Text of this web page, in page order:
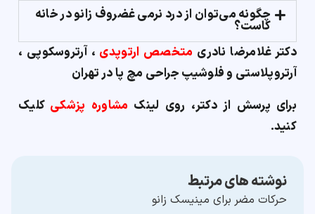
چگونه می‌توان از درد نرمی غضروف زانو در خانه
کاست؟
دکتر غلامرضا نادری متخصص ارتوپدی ، آرتروسکوپی ،
آرتروپلاستی و فلوشیپ جراحی مچ پا در تهران
برای پرسش از دکتر، روی لینک مشاوره پزشکی کلیک
کنید.
نوشته های مرتبط
حرکات مضر برای مینیسک زانو